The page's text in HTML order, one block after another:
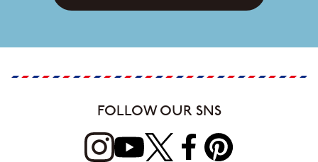
FOLLOW OUR SNS